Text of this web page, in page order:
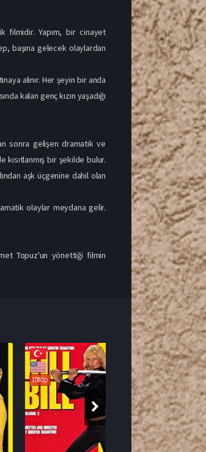
filmidir. Yapım, bir cinayet
başına gelecek olaylardan
alınır. Her şeyin bir anda
kalan genç kızın yaşadığı
sonra gelişen dramatik ve
bir şekilde bulur.
aşk üçgenine dahil olan
olaylar meydana gelir.
Topuz'un yönettiği filmin
1080p